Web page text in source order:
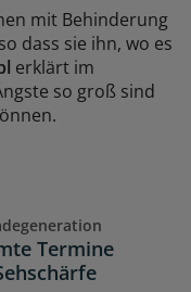
mit Behinderung
dass sie ihn, wo es
erklärt im
so groß sind
Termine